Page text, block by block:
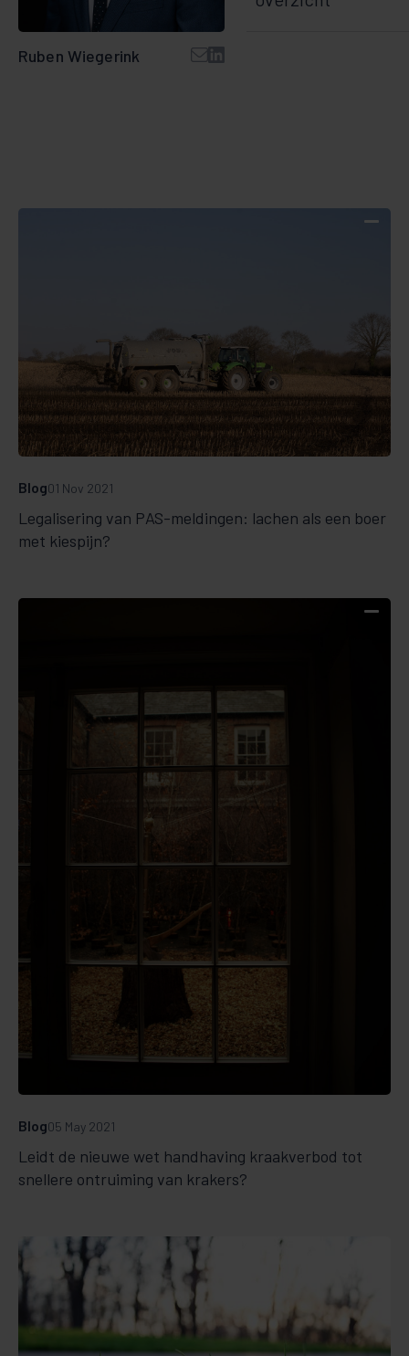
Ruben Wiegerink
Legalisering van PAS-meldingen: lachen als een boer
met kiespijn?
Blog01 Nov 2021
Leidt de nieuwe wet handhaving kraakverbod tot
snellere ontruiming van krakers?
Blog05 May 2021